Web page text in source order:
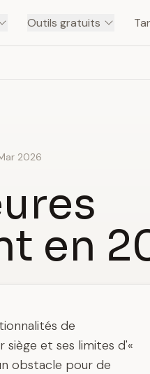
Outils gratuits
2026
en
de
et ses limites d'«
obstacle pour de